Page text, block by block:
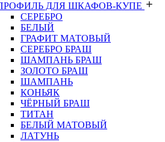
ДЛЯ ШКАФОВ-КУПЕ
СЕРЕБРО
БЕЛЫЙ
ГРАФИТ МАТОВЫЙ
СЕРЕБРО БРАШ
ШАМПАНЬ БРАШ
ЗОЛОТО БРАШ
ШАМПАНЬ
КОНЬЯК
ЧЁРНЫЙ БРАШ
ТИТАН
БЕЛЫЙ МАТОВЫЙ
ЛАТУНЬ